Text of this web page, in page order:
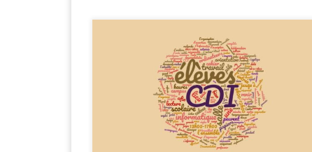
En plus des règles communes à l’établissement, le
règlement du CDI précise les conditions d’accès, les
règles d’usage et les conditions d’utilisation de l’outil
informatique. Conditions d’accès Les élèves peuvent